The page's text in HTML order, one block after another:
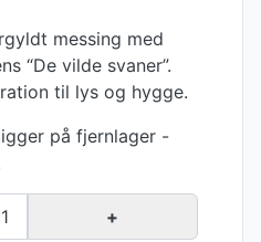
messing med
“De vilde svaner”.
til lys og hygge.
på fjernlager -
1 +